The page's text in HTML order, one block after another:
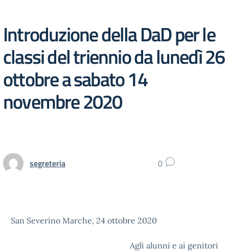
Introduzione della DaD per le
classi del triennio da lunedì 26
ottobre a sabato 14
novembre 2020
segreteria 0
San Severino Marche, 24 ottobre 2020
Agli alunni e ai genitori